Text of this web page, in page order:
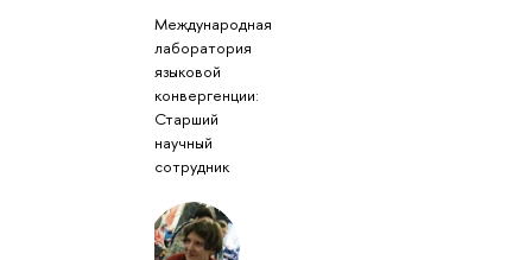
Международная
лаборатория
языковой
конвергенции:
Старший
научный
сотрудник